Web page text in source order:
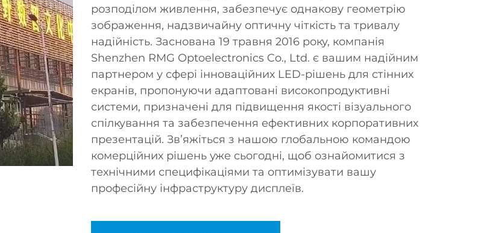
розподілом живлення, забезпечує однакову геометрію
зображення, надзвичайну оптичну чіткість та тривалу
надійність. Заснована 19 травня 2016 року, компанія
Shenzhen RMG Optoelectronics Co., Ltd. є вашим надійним
партнером у сфері інноваційних LED-рішень для стінних
екранів, пропонуючи адаптовані високопродуктивні
системи, призначені для підвищення якості візуального
спілкування та забезпечення ефективних корпоративних
презентацій. Зв’яжіться з нашою глобальною командою
комерційних рішень уже сьогодні, щоб ознайомитися з
технічними специфікаціями та оптимізувати вашу
професійну інфраструктуру дисплеїв.